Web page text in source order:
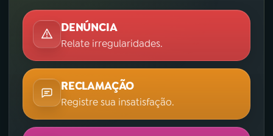
DENÚNCIA
Relate irregularidades.
RECLAMAÇÃO
Registre sua insatisfação.